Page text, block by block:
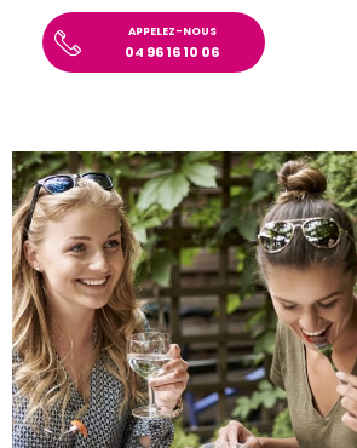
APPELEZ-NOUS
04 96 16 10 06